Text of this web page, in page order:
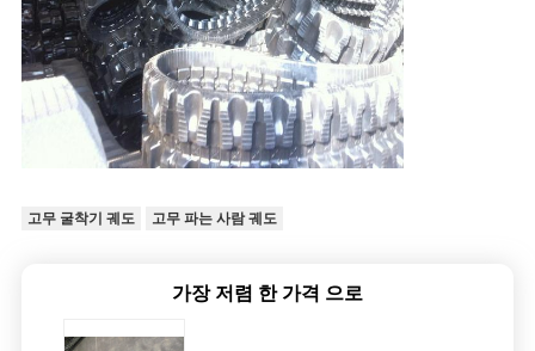
고무 굴착기 궤도 고무 파는 사람 궤도
가장 저렴 한 가격 으로